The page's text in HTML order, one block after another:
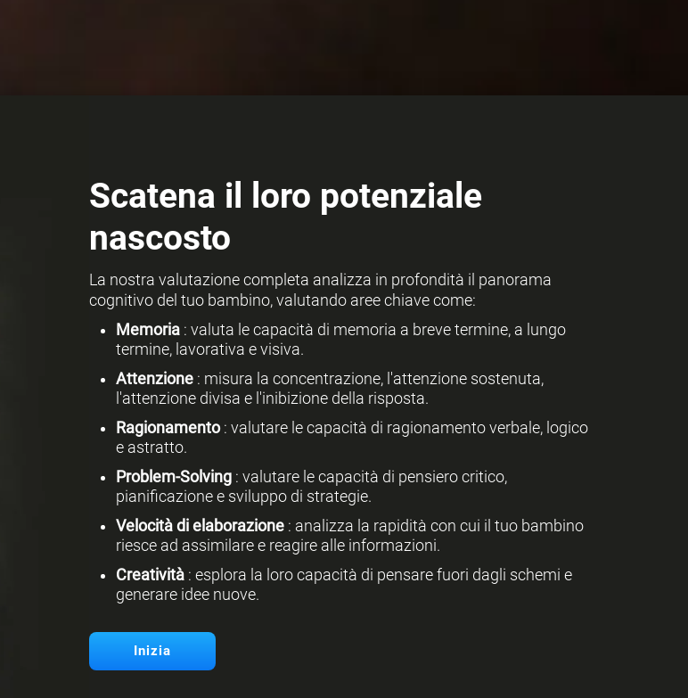
Scatena il loro potenziale
nascosto
La nostra valutazione completa analizza in profondità il panorama
cognitivo del tuo bambino, valutando aree chiave come:
Memoria : valuta le capacità di memoria a breve termine, a lungo
termine, lavorativa e visiva.
Attenzione : misura la concentrazione, l'attenzione sostenuta,
l'attenzione divisa e l'inibizione della risposta.
Ragionamento: valutare le capacità di ragionamento verbale, logico
e astratto.
Problem-Solving : valutare le capacità di pensiero critico,
pianificazione e sviluppo di strategie.
Velocità di elaborazione : analizza la rapidità con cui il tuo bambino
riesce ad assimilare e reagire alle informazioni.
Creatività : esplora la loro capacità di pensare fuori dagli schemi e
generare idee nuove.
Inizia